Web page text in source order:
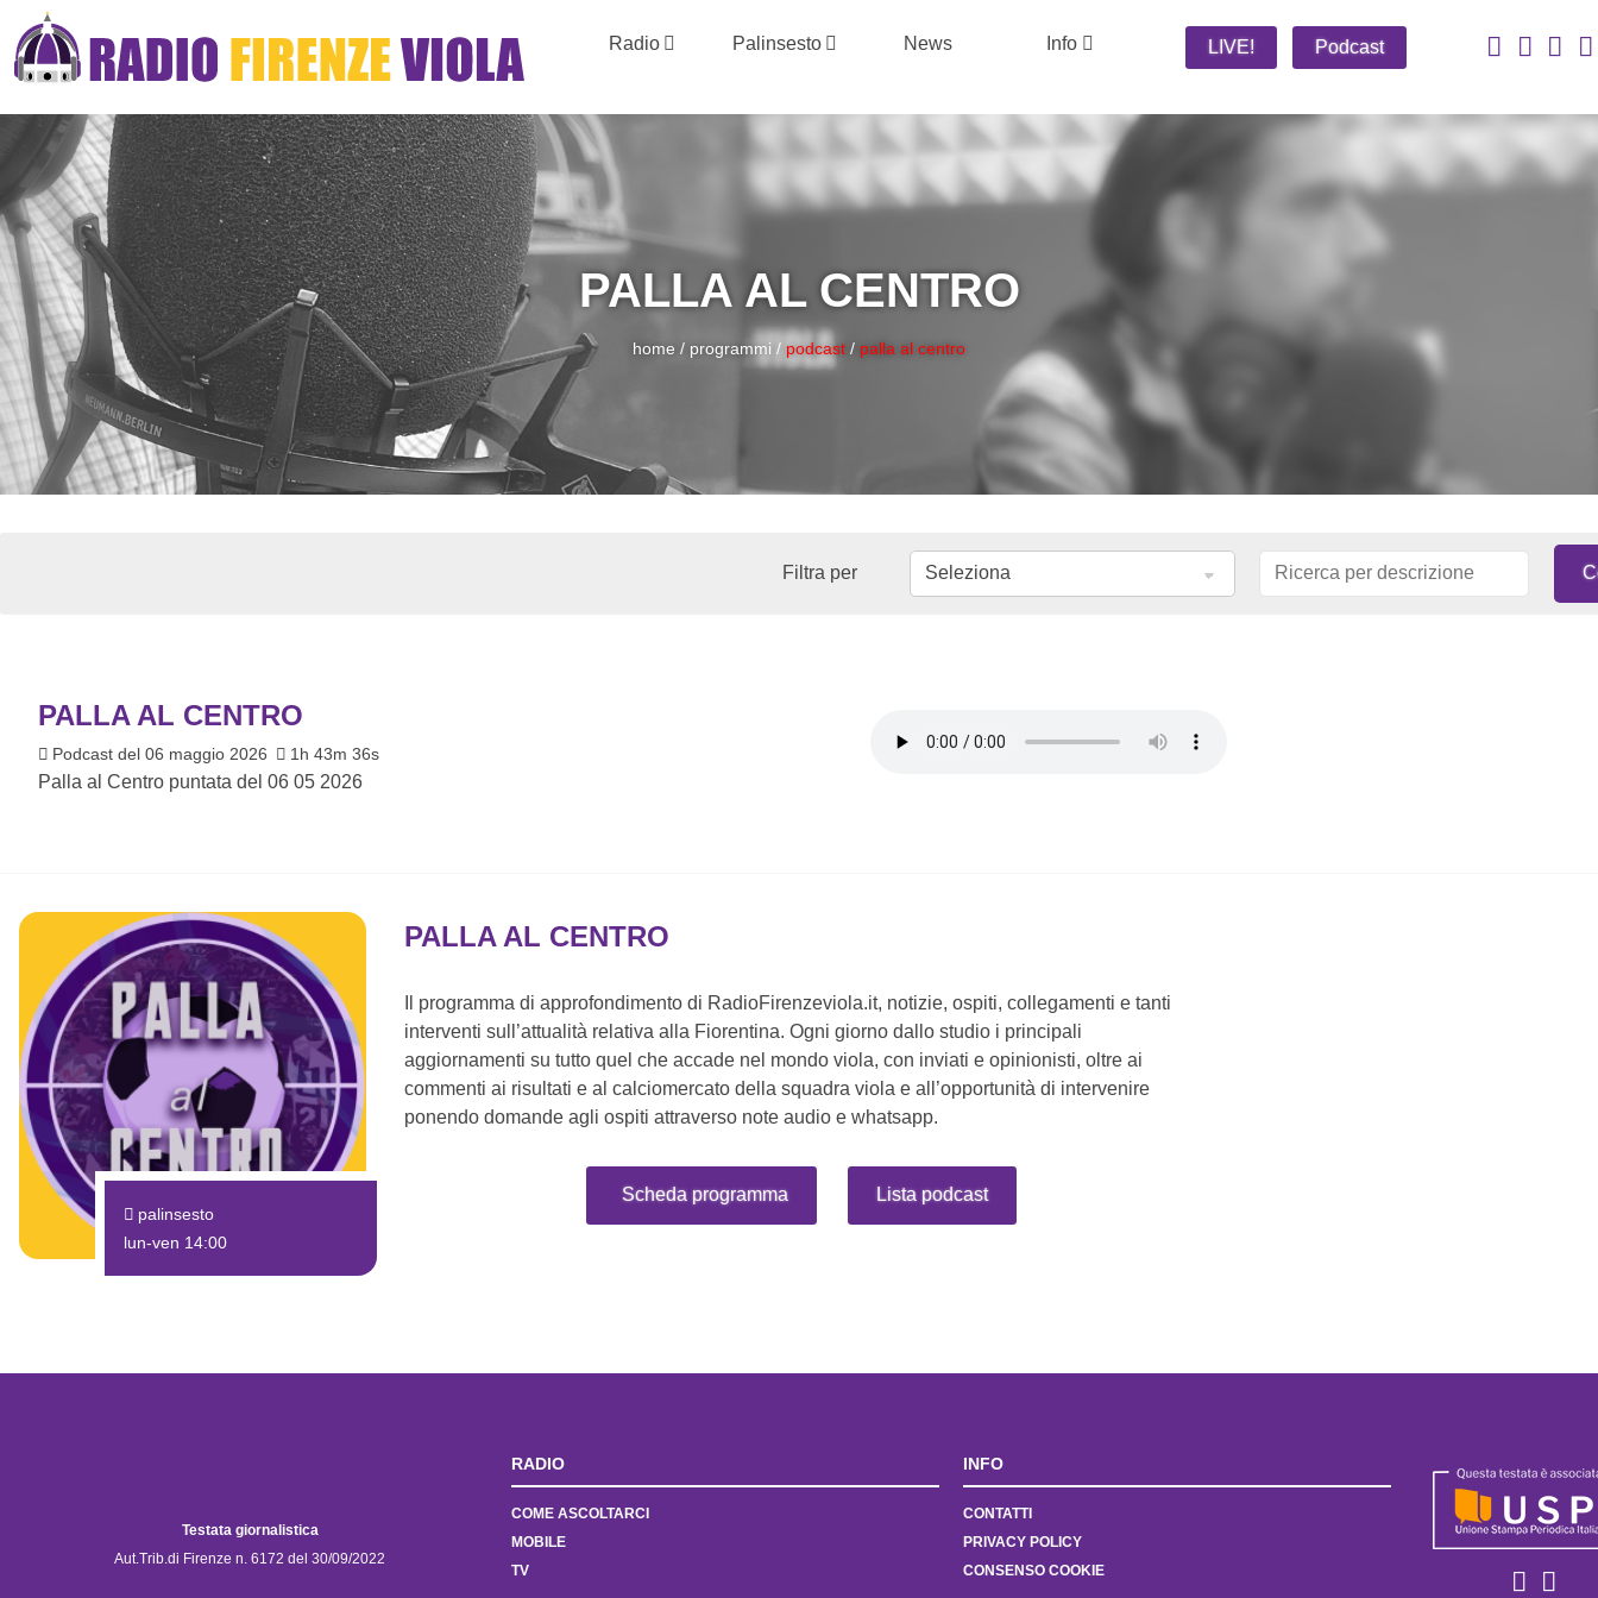
Radio Palinsesto News Info LIVE! Podcast
PALLA AL CENTRO
home / programmi / podcast / palla al centro
Filtra per
PALLA AL CENTRO
Podcast del 06 maggio 2026 1h 43m 36s
Palla al Centro puntata del 06 05 2026
palinsesto
lun-ven 14:00
PALLA AL CENTRO
Il programma di approfondimento di RadioFirenzeviola.it, notizie, ospiti, collegamenti e tanti
interventi sull’attualità relativa alla Fiorentina. Ogni giorno dallo studio i principali
aggiornamenti su tutto quel che accade nel mondo viola, con inviati e opinionisti, oltre ai
commenti ai risultati e al calciomercato della squadra viola e all’opportunità di intervenire
ponendo domande agli ospiti attraverso note audio e whatsapp.
Scheda programma Lista podcast
Testata giornalistica
Aut.Trib.di Firenze n. 6172 del 30/09/2022
RADIO
COME ASCOLTARCI
MOBILE
TV
INFO
CONTATTI
PRIVACY POLICY
CONSENSO COOKIE